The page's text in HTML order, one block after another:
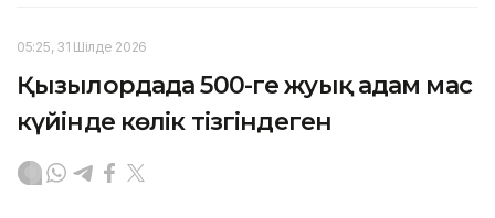
05:25, 31 Шілде 2026
Қызылордада 500-ге жуық адам мас
күйінде көлік тізгіндеген